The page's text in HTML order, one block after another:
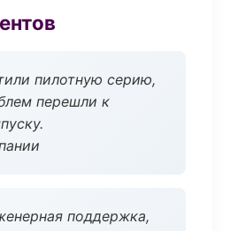
пилотную серию,
перешли к
поддержка,